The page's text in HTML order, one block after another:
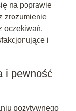
na poprawie
zrozumienie
oczekiwań,
i
i pewność
pozytywnego